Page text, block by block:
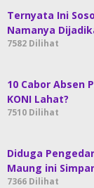
Ternyata Ini
Namanya
7582 Dilihat
10 Cabor Absen
KONI Lahat?
7510 Dilihat
Diduga
Maung ini
7366 Dilihat